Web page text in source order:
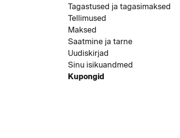
Tagastused ja tagasimaksed
Tellimused
Maksed
Saatmine ja tarne
Uudiskirjad
Sinu isikuandmed
Kupongid